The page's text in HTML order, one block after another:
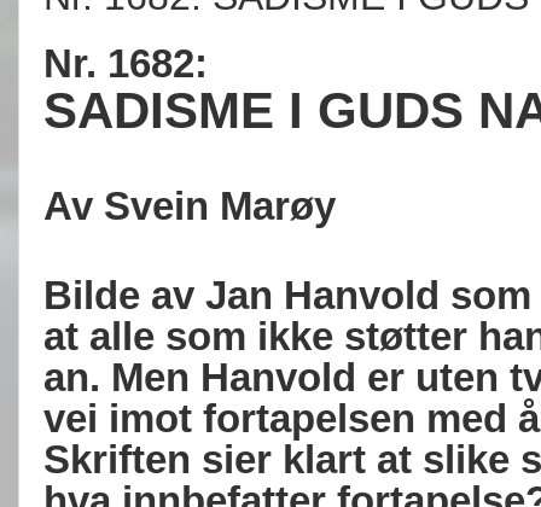
Nr. 1682:
SADISME I GUDS
Av Svein Marøy
Bilde av Jan Hanvold
at alle som ikke støtter
an. Men Hanvold er uten
vei imot fortapelsen med
Skriften sier klart at slike